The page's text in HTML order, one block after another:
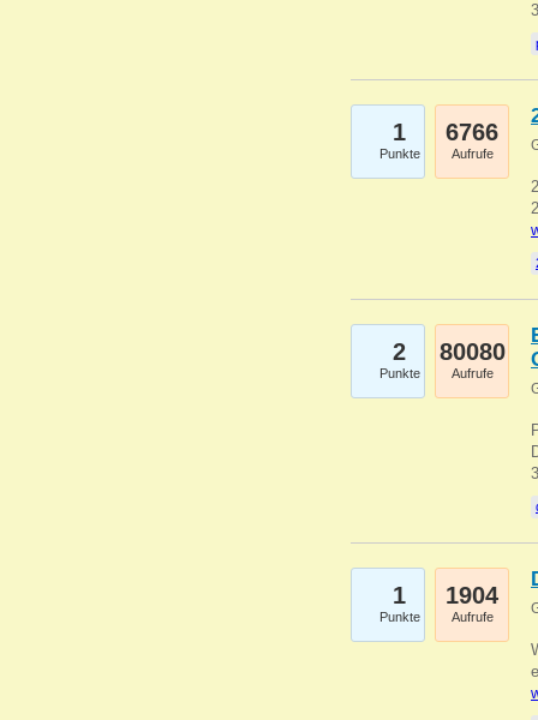
1
Punkte
6766
Aufrufe
2
Punkte
80080
Aufrufe
1
Punkte
1904
Aufrufe